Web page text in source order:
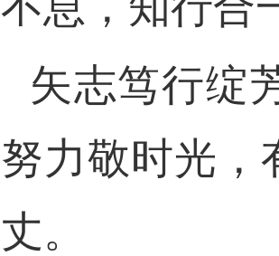
矢志笃行绽
努力敬时光，
丈。